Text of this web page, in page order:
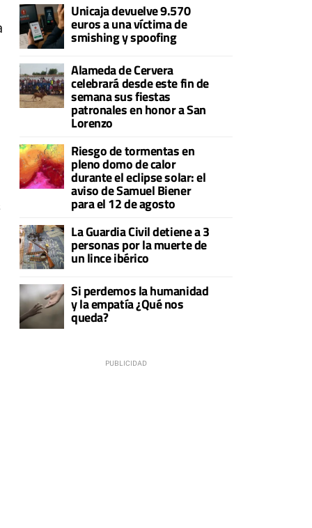
Unicaja devuelve 9.570
euros a una víctima de
smishing y spoofing
Alameda de Cervera
celebrará desde este fin de
semana sus fiestas
patronales en honor a San
Lorenzo
Riesgo de tormentas en
pleno domo de calor
durante el eclipse solar: el
aviso de Samuel Biener
para el 12 de agosto
La Guardia Civil detiene a 3
personas por la muerte de
un lince ibérico
Si perdemos la humanidad
y la empatía ¿Qué nos
queda?